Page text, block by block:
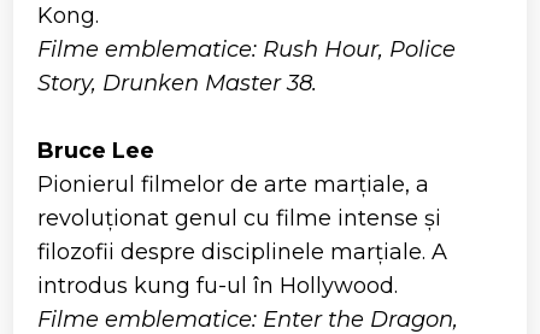
Kong.
Filme emblematice: Rush Hour, Police
Story, Drunken Master 38.
Bruce Lee
Pionierul filmelor de arte marțiale, a
revoluționat genul cu filme intense și
filozofii despre disciplinele marțiale. A
introdus kung fu-ul în Hollywood.
Filme emblematice: Enter the Dragon,